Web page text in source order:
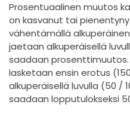
Prosentuaalinen muutos
on kasvanut tai
vähentämällä
jaetaan alkuperäisellä
saadaan prosenttimuutos.
lasketaan ensin erotus
alkuperäisellä luvulla (50 /
saadaan lopputulokseksi